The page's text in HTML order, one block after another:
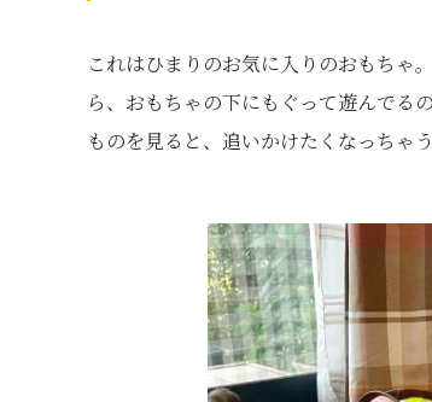
これはひまりのお気に入りのおもちゃ
ら、おもちゃの下にもぐって遊んでる
ものを見ると、追いかけたくなっちゃ